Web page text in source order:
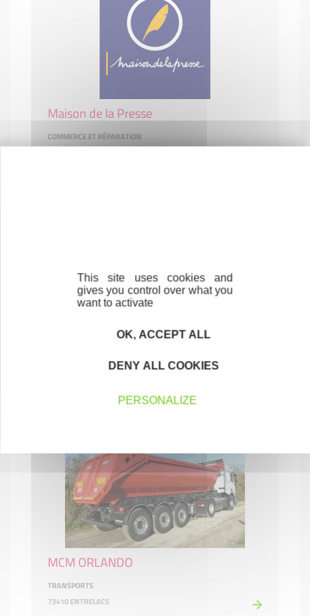
Maison de la Presse
COMMERCE ET RÉPARATION
Maurienne Bois de Chauffage
AGRICULTURE, SYLVICULTURE, PÊCHE
MCM ORLANDO
TRANSPORTS
73410 ENTRELACS
This site uses cookies and
gives you control over what you
want to activate
OK, ACCEPT ALL
DENY ALL COOKIES
PERSONALIZE